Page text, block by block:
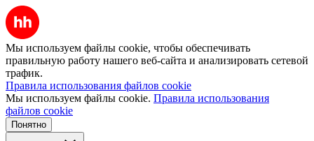
Мы используем файлы cookie, чтобы обеспечивать
правильную работу нашего веб-сайта и анализировать сетевой
трафик.
Правила использования файлов cookie
Мы используем файлы cookie. Правила использования
файлов cookie
Понятно